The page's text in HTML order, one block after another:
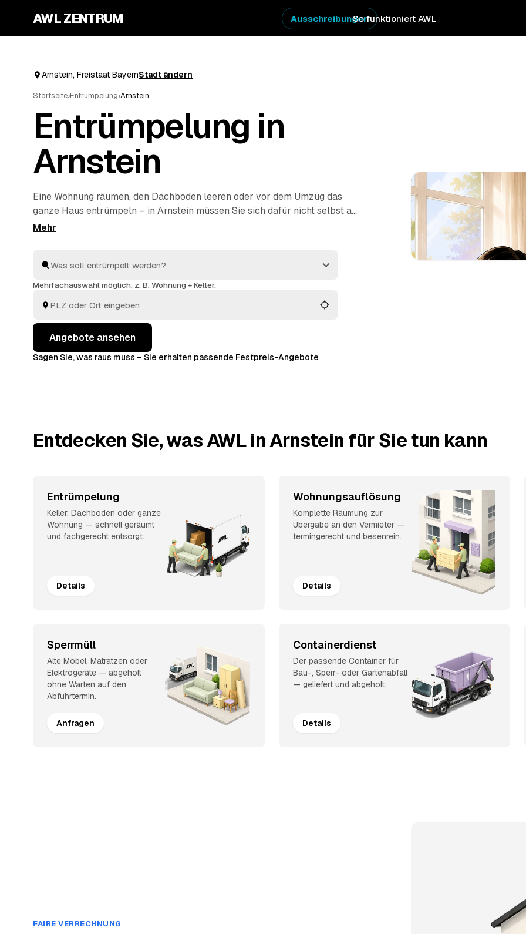
AWL ZENTRUM So funktioniert AWL
Ausschreibungen
Arnstein, Freistaat BayernStadt ändern
Startseite›Entrümpelung›Arnstein
Entrümpelung in
Arnstein
Eine Wohnung räumen, den Dachboden leeren oder vor dem Umzug das
ganze Haus entrümpeln – in Arnstein müssen Sie sich dafür nicht selbst auf
die Suche nach einem Betrieb machen. Über AWL stellen Sie eine einzige
vergleichen, wählen aus und alles wird fachgerecht entsorgt.
Mehrfachauswahl möglich, z. B. Wohnung + Keller.
Angebote ansehen
Sagen Sie, was raus muss – Sie erhalten passende Festpreis-Angebote
Entdecken Sie, was AWL in Arnstein für Sie tun kann
Entrümpelung
Keller, Dachboden oder ganze
Wohnung — schnell geräumt
und fachgerecht entsorgt.
Details
Wohnungsauflösung
Komplette Räumung zur
Übergabe an den Vermieter —
termingerecht und besenrein.
Details
Sperrmüll
Alte Möbel, Matratzen oder
Elektrogeräte — abgeholt
ohne Warten auf den
Abfuhrtermin.
Anfragen
Containerdienst
Der passende Container für
Bau-, Sperr- oder Gartenabfall
— geliefert und abgeholt.
Details
FAIRE VERRECHNUNG